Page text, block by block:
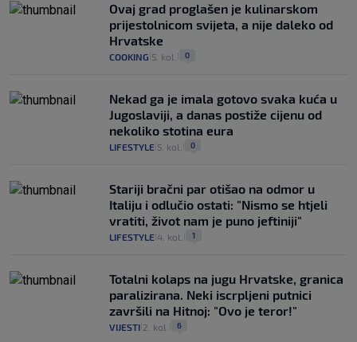
Ovaj grad proglašen je kulinarskom
prijestolnicom svijeta, a nije daleko od
Hrvatske
COOKING 5. kol. 0
Nekad ga je imala gotovo svaka kuća u
Jugoslaviji, a danas postiže cijenu od
nekoliko stotina eura
LIFESTYLE 5. kol. 0
Stariji bračni par otišao na odmor u
Italiju i odlučio ostati: "Nismo se htjeli
vratiti, život nam je puno jeftiniji"
LIFESTYLE 4. kol. 1
Totalni kolaps na jugu Hrvatske, granica
paralizirana. Neki iscrpljeni putnici
završili na Hitnoj: "Ovo je teror!"
VIJESTI 2. kol. 6